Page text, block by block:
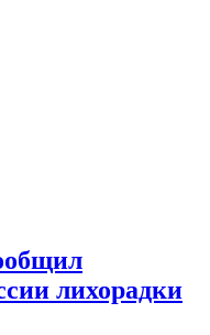
лихорадки